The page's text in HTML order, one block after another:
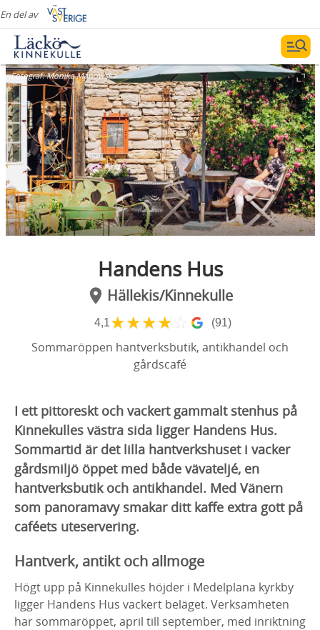
En del av
Fotograf:Monika Manowska
Handens Hus
Hällekis/Kinnekulle
4,1★★★★ ☆ (91)
Sommaröppen hantverksbutik, antikhandel och
gårdscafé
I ett pittoreskt och vackert gammalt stenhus på
Kinnekulles västra sida ligger Handens Hus.
Sommartid är det lilla hantverkshuset i vacker
gårdsmiljö öppet med både vävateljé, en
hantverksbutik och antikhandel. Med Vänern
som panoramavy smakar ditt kaffe extra gott på
caféets uteservering.
Hantverk, antikt och allmoge
Högt upp på Kinnekulles höjder i Medelplana kyrkby
ligger Handens Hus vackert beläget. Verksamheten
har sommaröppet, april till september, med inriktning